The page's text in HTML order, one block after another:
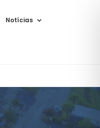
Notícias